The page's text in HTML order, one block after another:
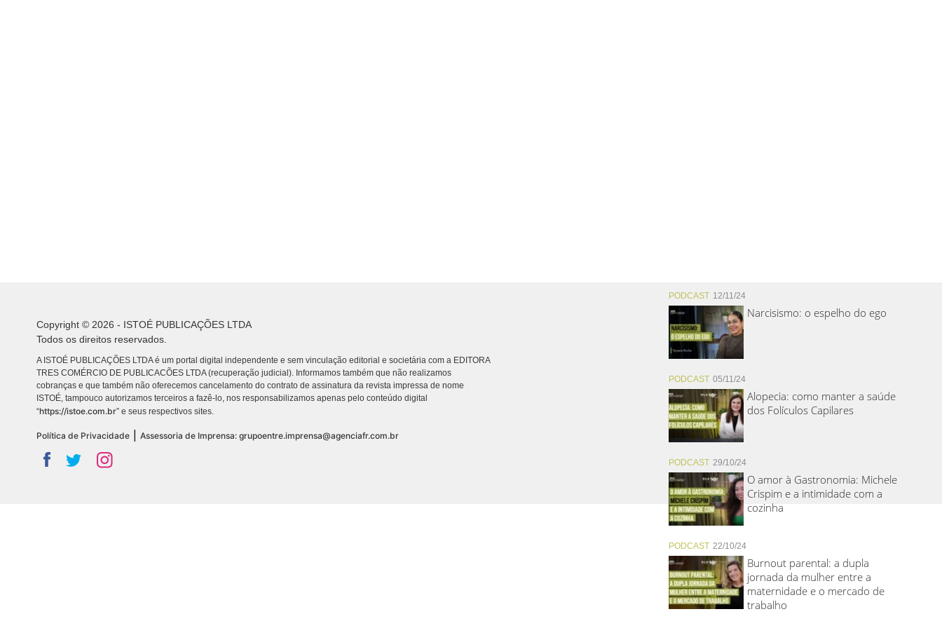
PODCAST 12/11/24
Narcisismo: o espelho do ego
PODCAST 05/11/24
Alopecia: como manter a saúde
dos Folículos Capilares
PODCAST 29/10/24
O amor à Gastronomia: Michele
Crispim e a intimidade com a
cozinha
PODCAST 22/10/24
Burnout parental: a dupla
jornada da mulher entre a
maternidade e o mercado de
trabalho
Copyright © 2026 - ISTOÉ PUBLICAÇÕES LTDA
Todos os direitos reservados.
A ISTOÉ PUBLICAÇÕES LTDA é um portal digital independente e sem vinculação editorial e societária com a EDITORA
TRES COMÉRCIO DE PUBLICACÕES LTDA (recuperação judicial). Informamos também que não realizamos
cobranças e que também não oferecemos cancelamento do contrato de assinatura da revista impressa de nome
ISTOÉ, tampouco autorizamos terceiros a fazê-lo, nos responsabilizamos apenas pelo conteúdo digital
“https://istoe.com.br” e seus respectivos sites.
Política de Privacidade Assessoria de Imprensa: grupoentre.imprensa@agenciafr.com.br